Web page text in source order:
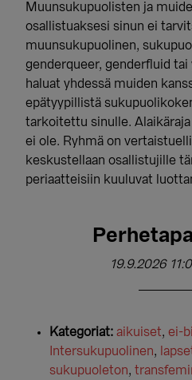
Muunsukupuolisten ja
osallistuaksesi sinun ei
muunsukupuolinen,
genderqueer, genderfluid tai
haluat yhdessä muiden
epätyypillistä
tarkoitettu sinulle. Alaikäraja
ei ole. Ryhmä on
keskustellaan osallistujille
periaatteisiin kuuluvat
19.9.2026
Kategoriat: aikuiset,ei-
Intersukupuolinen,
sukupuoleton,